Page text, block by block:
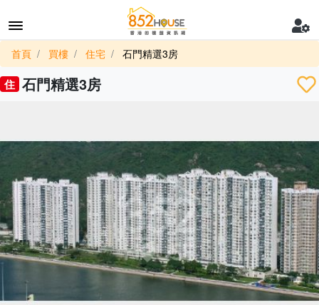
首頁 買樓 住宅 石門精選3房
住 石門精選3房